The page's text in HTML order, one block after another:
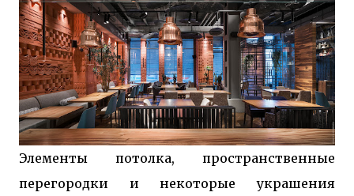
Элементы потолка, пространственные
перегородки и некоторые украшения